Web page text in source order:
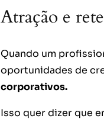
Atração e
Quando um
oportunidades de
corporativos.
Isso quer dizer que